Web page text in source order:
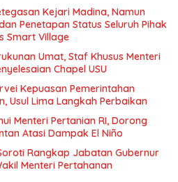
Kejari Madina, Namun
Penetapan Status Seluruh Pihak
Smart Village
Umat, Staf Khusus Menteri
Chapel USU
Kepuasan Pemerintahan
Usul Lima Langkah Perbaikan
Menteri Pertanian RI, Dorong
Atasi Dampak El Niño
Rangkap Jabatan Gubernur
Menteri Pertahanan